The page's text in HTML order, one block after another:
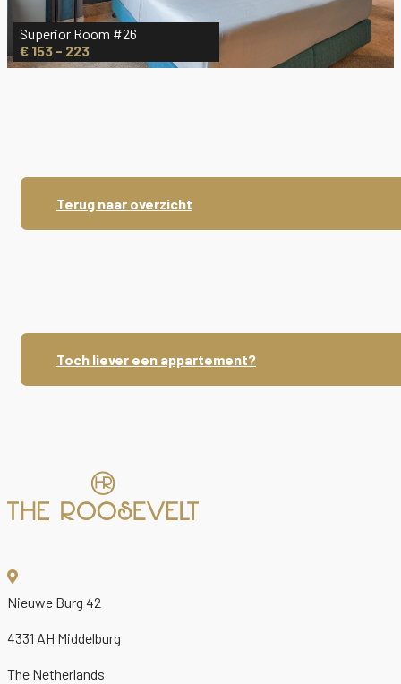
Superior Room #26
€ 153 - 223
Terug naar overzicht
Toch liever een appartement?
Nieuwe Burg 42
4331 AH Middelburg
The Netherlands